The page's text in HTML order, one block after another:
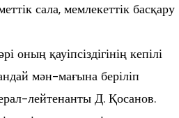
сала, мемлекеттік басқару
оның қауіпсіздігінің кепілі
мән-мағына беріліп
лейтенанты Д. Қосанов.